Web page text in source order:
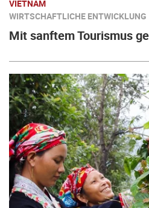
VIETNAM
WIRTSCHAFTLICHE ENTWICKLUNG
Mit sanftem Tourismus